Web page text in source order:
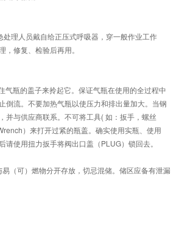
理人员戴自给正压式呼吸器，穿一般作业工作
修复、检验后再用。
瓶的盖子来拎起它。保证气瓶在使用的全过程中
倒流。不要加热气瓶以使压力和排出量加大。当钢
并与供应商联系。不可将工具( 如：扳手，螺丝
）来打开过紧的瓶盖。确实使用实瓶、使用
使用扭力扳手将阀出口盖（PLUG）锁回去。
（可）燃物分开存放，切忌混储。储区应备有泄漏